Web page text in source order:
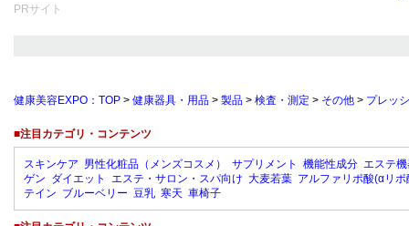
PRサイト
健康美容EXPO：TOP > 健康器具・用品 > 製品 > 検査・測定 > その他 > プレッ
■注目カテゴリ・コンテンツ
スキンケア 男性化粧品（メンズコスメ） サプリメント 機能性成分 エステ
ゲン ダイエット エステ・サロン・スパ向け 大麦若葉 アルファリポ酸(αリポ
テイン ブルーベリー 豆乳 寒天 車椅子